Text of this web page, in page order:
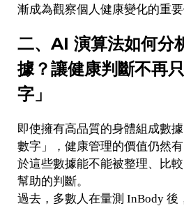
漸成為觀察個人健康變化的重要
二、AI 演算法如何
據？讓健康判斷不再
字」
即使擁有高品質的身體組成數
數字」，健康管理的價值仍然
於這些數據能不能被整理、比
幫助的判斷。
過去，多數人在量測 InBody 後